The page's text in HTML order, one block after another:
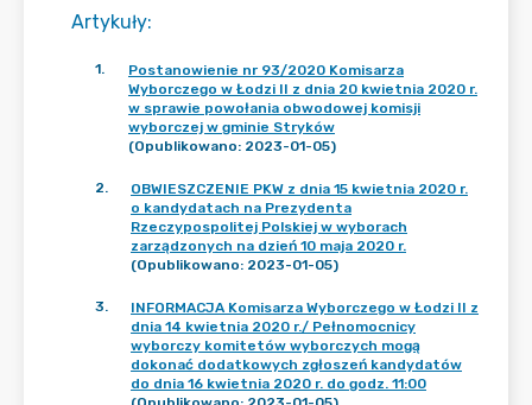
Artykuły:
1.
Postanowienie nr 93/2020 Komisarza
Wyborczego w Łodzi II z dnia 20 kwietnia 2020 r.
w sprawie powołania obwodowej komisji
wyborczej w gminie Stryków
(Opublikowano: 2023-01-05)
2.
OBWIESZCZENIE PKW z dnia 15 kwietnia 2020 r.
o kandydatach na Prezydenta
Rzeczypospolitej Polskiej w wyborach
zarządzonych na dzień 10 maja 2020 r.
(Opublikowano: 2023-01-05)
3.
INFORMACJA Komisarza Wyborczego w Łodzi II z
dnia 14 kwietnia 2020 r./ Pełnomocnicy
wyborczy komitetów wyborczych mogą
dokonać dodatkowych zgłoszeń kandydatów
do dnia 16 kwietnia 2020 r. do godz. 11:00